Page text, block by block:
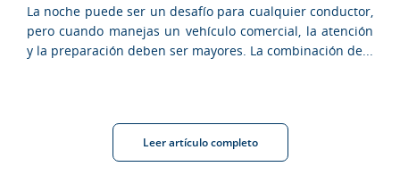
La noche puede ser un desafío para cualquier conductor,
pero cuando manejas un vehículo comercial, la atención
y la preparación deben ser mayores. La combinación de...
Leer artículo completo